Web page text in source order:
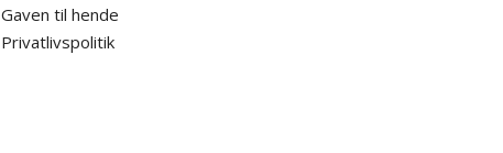
Gaven til hende
Privatlivspolitik